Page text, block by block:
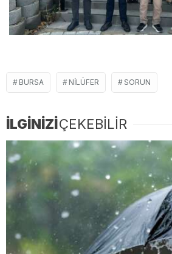
BURSA NILÜFER SORUN
İLGİNİZİÇEKEBİLİR